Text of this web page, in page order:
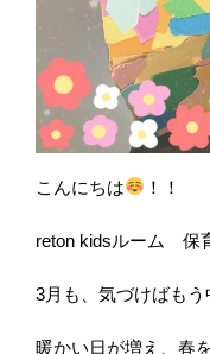
こんにちは ！！
reton kidsルーム 保
3月も、気づけばもう
暖かい日が増え、春